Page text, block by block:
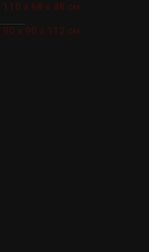
110 х 68 х 48 см.
90 х 90 х 112 см.